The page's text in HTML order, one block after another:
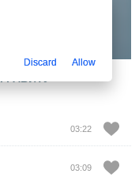
03:22
03:09
Discard Allow